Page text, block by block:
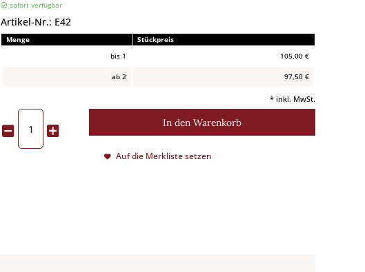
sofort verfügbar
Artikel-Nr.: E42
Menge
Stückpreis
bis 1 105,00 €
ab2 97,50 €
* inkl. MwSt.
In den Warenkorb
Auf die Merkliste setzen